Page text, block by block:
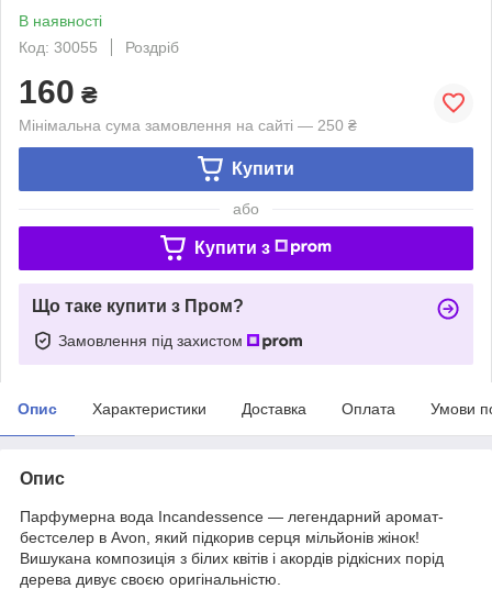
В наявності
Код: 30055
Роздріб
160 ₴
Мінімальна сума замовлення на сайті — 250 ₴
Купити
або
Купити з
Що таке купити з Пром?
Замовлення під захистом
Опис Характеристики Доставка Оплата Умови
Опис
Парфумерна вода Incandessence — легендарний аромат-
бестселер в Avon, який підкорив серця мільйонів жінок!
Вишукана композиція з білих квітів і акордів рідкісних порід
дерева дивує своєю оригінальністю.